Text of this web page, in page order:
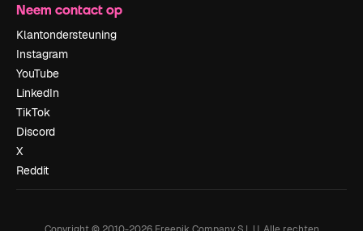
Neem contact op
Klantondersteuning
Instagram
YouTube
LinkedIn
TikTok
Discord
X
Reddit